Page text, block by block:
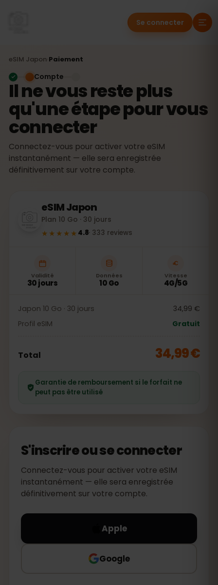
Se connecter
eSIM Japon Paiement
Il ne vous reste plus
qu'une étape pour vous
connecter
Connectez-vous pour activer votre eSIM
instantanément — elle sera enregistrée
définitivement sur votre compte.
Compte
eSIMJapon
Plan 10 Go · 30 jours
★★★★★ 4.8· 333 reviews
Validité
30 jours
Données
10 Go
Vitesse
4G/5G
Japon 10 Go · 30 jours
34,99 €
Profil eSIM
Gratuit
Total 34,99 €
Garantie de remboursement si le forfait ne
peut pas être utilisé
S'inscrire ou se connecter
Connectez-vous pour activer votre eSIM
instantanément — elle sera enregistrée
définitivement sur votre compte.
Apple
Google